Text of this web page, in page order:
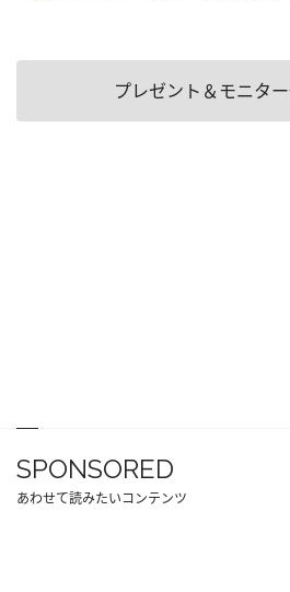
プレゼント＆モニタ
SPONSORED
あわせて読みたいコンテンツ